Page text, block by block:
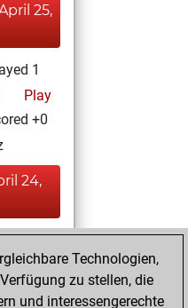
25,
1
Play
+0
24,
a
of 13
Fritz
Technologien,
zu stellen, die
und interessengerechte